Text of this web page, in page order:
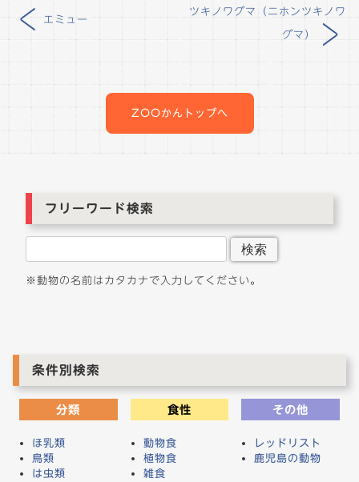
稿
ン
< エミュー
ツキノワグマ（ニホンツキノワ
グマ） >
ZOOかんトップへ
フリーワード検索
検索
※動物の名前はカタカナで入力してください。
条件別検索
分類
ほ乳類
鳥類
は虫類
食性
動物食
植物食
雑食
その他
レッドリスト
鹿児島の動物